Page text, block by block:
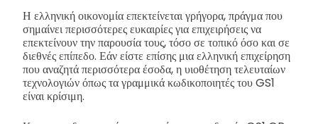
Η ελληνική οικονομία επεκτείνεται γρήγορα, πράγμα που
σημαίνει περισσότερες ευκαιρίες για επιχειρήσεις να
επεκτείνουν την παρουσία τους, τόσο σε τοπικό όσο και σε
διεθνές επίπεδο. Εάν είστε επίσης μια ελληνική επιχείρηση
που αναζητά περισσότερα έσοδα, η υιοθέτηση τελευταίων
τεχνολογιών όπως τα γραμμικά κωδικοποιητές του GS1
είναι κρίσιμη.